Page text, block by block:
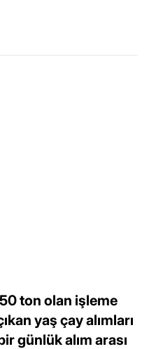
ton olan işleme
yaş çay alımları
günlük alım arası